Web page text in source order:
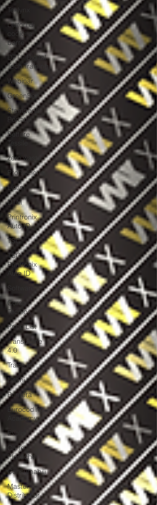
Teklynx
Lettori di
codici a
barre
DTT - Digital
Tech Training
Webinar
GreenBee
Stampanti
Portatili
Settore
Tessile
zero waste
Promozione
Listini
DTM
Printronix
Auto ID
TSC
TSC
Printronix
Auto ID
Software
Corso
Tecnico
Price List
Transizione
4.0
Trade In
Listini
Primera
Eurocoding
Academy
Evolis
Carte
Plastiche
Consumabili
Master
Distributor